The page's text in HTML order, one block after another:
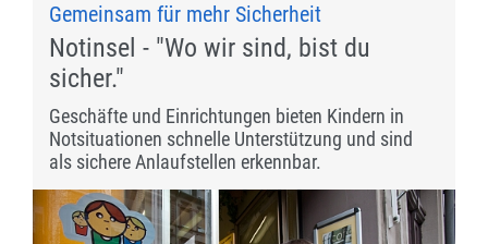
Gemeinsam für mehr Sicherheit
Notinsel - "Wo wir sind, bist du
sicher."
Geschäfte und Einrichtungen bieten Kindern in
Notsituationen schnelle Unterstützung und sind
als sichere Anlaufstellen erkennbar.